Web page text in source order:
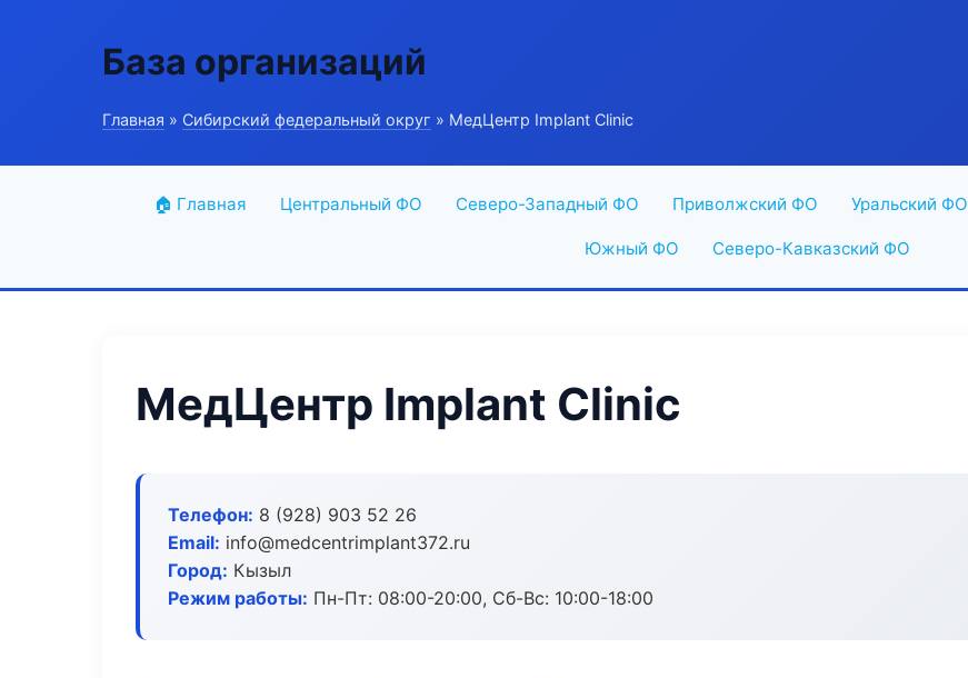
База организаций
Главная » Сибирский федеральный округ » МедЦентр Implant Clinic
🏠 Главная Центральный ФО Северо-Западный ФО Приволжский ФО Уральский ФО
Южный ФО Северо-Кавказский ФО
МедЦентр Implant Clinic
Телефон: 8 (928) 903 52 26
Email: info@medcentrimplant372.ru
Город: Кызыл
Режим работы: Пн-Пт: 08:00-20:00, Сб-Вс: 10:00-18:00